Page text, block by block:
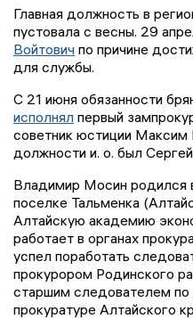
Главная должность в
пустовала с весны. 29
Войтович по причине
для службы.
С 21 июня обязанности
исполнял первый
советник юстиции
должности и. о. был
Владимир Мосин родился
поселке Тальменка
Алтайскую академию
работает в органах
успел поработать
прокурором Родинского
старшим следователем
прокуратуре Алтайского